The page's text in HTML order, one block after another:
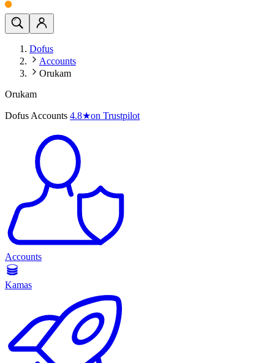
Dofus
Accounts
Orukam
Orukam
Dofus Accounts 4.8★on Trustpilot
Accounts
Kamas